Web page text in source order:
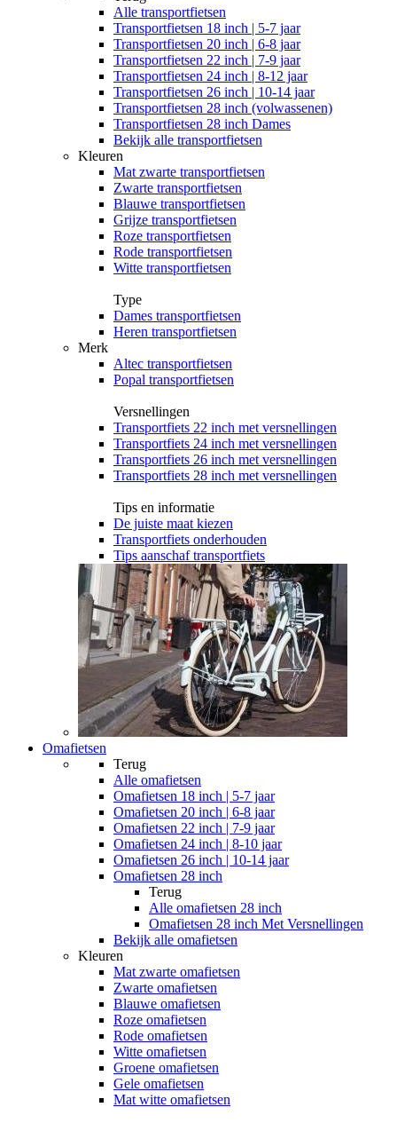
Alle transportfietsen
Transportfietsen 18 inch | 5-7 jaar
Transportfietsen 20 inch | 6-8 jaar
Transportfietsen 22 inch | 7-9 jaar
Transportfietsen 24 inch | 8-12 jaar
Transportfietsen 26 inch | 10-14 jaar
Transportfietsen 28 inch (volwassenen)
Transportfietsen 28 inch Dames
Bekijk alle transportfietsen
Kleuren
Mat zwarte transportfietsen
Zwarte transportfietsen
Blauwe transportfietsen
Grijze transportfietsen
Roze transportfietsen
Rode transportfietsen
Witte transportfietsen
Type
Dames transportfietsen
Heren transportfietsen
Merk
Altec transportfietsen
Popal transportfietsen
Versnellingen
Transportfiets 22 inch met versnellingen
Transportfiets 24 inch met versnellingen
Transportfiets 26 inch met versnellingen
Transportfiets 28 inch met versnellingen
Tips en informatie
De juiste maat kiezen
Transportfiets onderhouden
Tips aanschaf transportfiets
Omafietsen
Terug
Alle omafietsen
Omafietsen 18 inch | 5-7 jaar
Omafietsen 20 inch | 6-8 jaar
Omafietsen 22 inch | 7-9 jaar
Omafietsen 24 inch | 8-10 jaar
Omafietsen 26 inch | 10-14 jaar
Omafietsen 28 inch
Terug
Alle omafietsen 28 inch
Omafietsen 28 inch Met Versnellingen
Bekijk alle omafietsen
Kleuren
Mat zwarte omafietsen
Zwarte omafietsen
Blauwe omafietsen
Roze omafietsen
Rode omafietsen
Witte omafietsen
Groene omafietsen
Gele omafietsen
Mat witte omafietsen